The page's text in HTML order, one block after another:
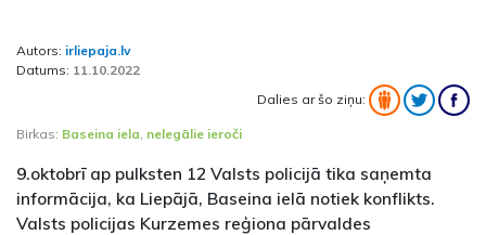
Autors: irliepaja.lv
Datums: 11.10.2022
Dalies ar šo ziņu:
Birkas: Baseina iela nelegālie ieroči
9.oktobrī ap pulksten 12 Valsts policijā tika saņemta
informācija, ka Liepājā, Baseina ielā notiek konflikts.
Valsts policijas Kurzemes reģiona pārvaldes